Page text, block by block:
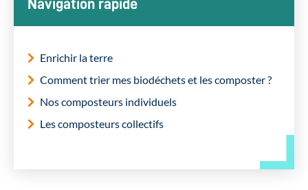
Navigation rapide
Enrichir la terre
Comment trier mes biodéchets et les composter ?
Nos composteurs individuels
Les composteurs collectifs